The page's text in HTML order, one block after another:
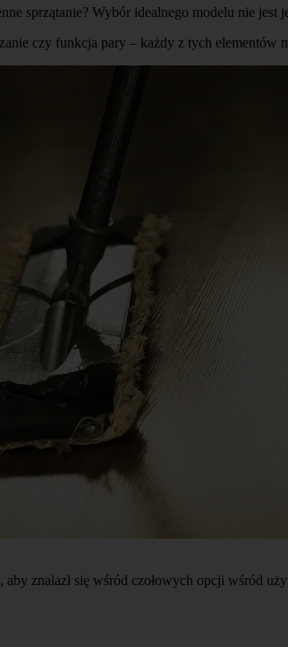
sprzątanie? Wybór idealnego modelu nie jest
czy funkcja pary – każdy z tych elementów
znalazł się wśród czołowych opcji wśród